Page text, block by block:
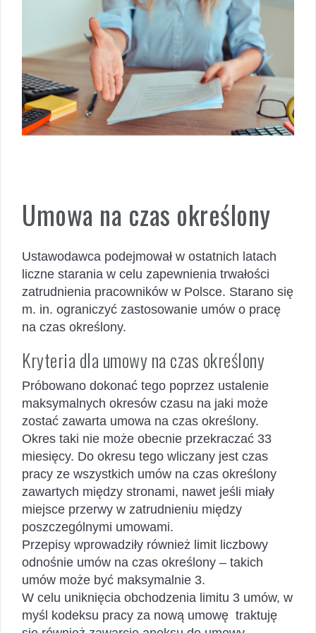
Umowa na czas określony
Ustawodawca podejmował w ostatnich latach
liczne starania w celu zapewnienia trwałości
zatrudnienia pracowników w Polsce. Starano się
m. in. ograniczyć zastosowanie umów o pracę
na czas określony.
Kryteria dla umowy na czas określony
Próbowano dokonać tego poprzez ustalenie
maksymalnych okresów czasu na jaki może
zostać zawarta umowa na czas określony.
Okres taki nie może obecnie przekraczać 33
miesięcy. Do okresu tego wliczany jest czas
pracy ze wszystkich umów na czas określony
zawartych między stronami, nawet jeśli miały
miejsce przerwy w zatrudnieniu między
poszczególnymi umowami.
Przepisy wprowadziły również limit liczbowy
odnośnie umów na czas określony – takich
umów może być maksymalnie 3.
W celu uniknięcia obchodzenia limitu 3 umów, w
myśl kodeksu pracy za nową umowę traktuję